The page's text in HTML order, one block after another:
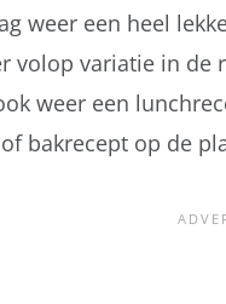
weer een heel
volop variatie in de
weer een
bakrecept op de